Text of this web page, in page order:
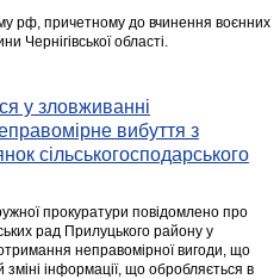
рф, причетному до вчинення воєнних
Чернігівської області.
у зловживанні
вибуття з
сільськогосподарського
прокуратури повідомлено про
рад Прилуцького району у
неправомірної вигоди, що
зміні інформації, що обробляється в